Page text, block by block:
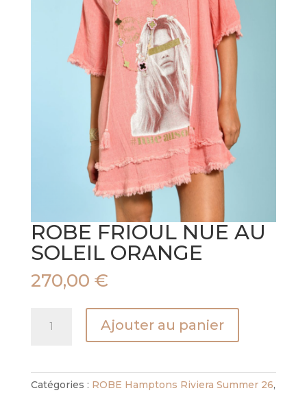
ROBE FRIOUL NUE AU
SOLEIL ORANGE
270,00 €
Ajouter au panier
Catégories : ROBE Hamptons Riviera Summer 26,